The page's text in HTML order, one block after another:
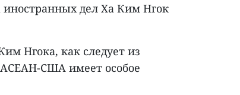
дел Ха Ким Нгок
Нгока, как следует из
США имеет особое